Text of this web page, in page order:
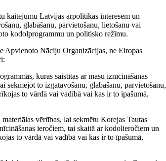
kaitējumu Latvijas ārpolitikas interesēm un
glabāšanu, pārvietošanu, lietošanu vai
kodolprogrammu un politisko režīmu.
Apvienoto Nāciju Organizācijas, ne Eiropas
kuras saistītas ar masu iznīcināšanas
sekmējot to izgatavošanu, glabāšanu, pārvietošanu,
to vārdā vai vadībā vai kas ir to īpašumā,
vērtības, lai sekmētu Korejas Tautas
ieročiem, tai skaitā ar kodolieročiem un
to vārdā vai vadībā vai kas ir to īpašumā,